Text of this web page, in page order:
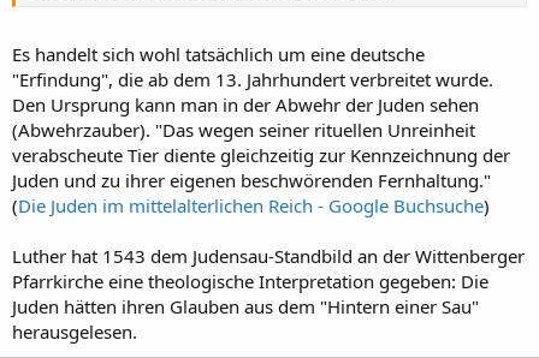
Es handelt sich wohl tatsächlich um eine deutsche
"Erfindung", die ab dem 13. Jahrhundert verbreitet wurde.
Den Ursprung kann man in der Abwehr der Juden sehen
(Abwehrzauber). "Das wegen seiner rituellen Unreinheit
verabscheute Tier diente gleichzeitig zur Kennzeichnung der
Juden und zu ihrer eigenen beschwörenden Fernhaltung."
(Die Juden im mittelalterlichen Reich - Google Buchsuche)
Luther hat 1543 dem Judensau-Standbild an der Wittenberger
Pfarrkirche eine theologische Interpretation gegeben: Die
Juden hätten ihren Glauben aus dem "Hintern einer Sau"
herausgelesen.